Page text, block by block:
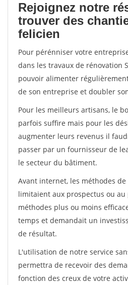
Rejoignez notre
trouver des
felicien
Pour pérénniser votre
dans les travaux de rénovation
pouvoir alimenter
de son entreprise et doubler
Pour les meilleurs artisans, le
parfois suffire mais pour les
augmenter leurs revenus il
passer par un fournisseur de
le secteur du bâtiment.
Avant internet, les méthodes
limitaient aux prospectus ou au
méthodes plus ou moins
temps et demandait un
de résultat.
L'utilisation de notre service
permettra de recevoir des
fonction des creux de votre